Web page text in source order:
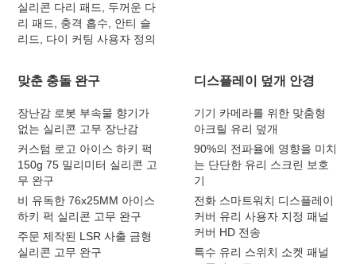
실리콘 다리 패드, 두꺼운 다
리 패드, 충격 흡수, 안티 슬
리드, 다이 커팅 사용자 정의
맞춘 충돌 완구
장난감 로봇 부속물 향기가
없는 실리콘 고무 장난감
커스텀 로고 아이스 하키 퍽
150g 75 밀리미터 실리콘 고
무 완구
비 유독한 76x25MM 아이스
하키 퍽 실리콘 고무 완구
주문 제작된 LSR 사출 금형
실리콘 고무 완구
디스플레이 덮개 안경
기기 카메라를 위한 맞춤형
아크릴 유리 덮개
90%의 전파율에 영향을 미치
는 단단한 유리 스크린 보호
기
전화 스마트워치 디스플레이
커버 유리 사용자 지정 패널
커버 HD 전송
특수 유리 스위치 소켓 패널